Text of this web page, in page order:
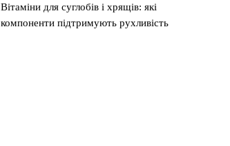
Вітаміни для суглобів і хрящів: які
компоненти підтримують рухливість